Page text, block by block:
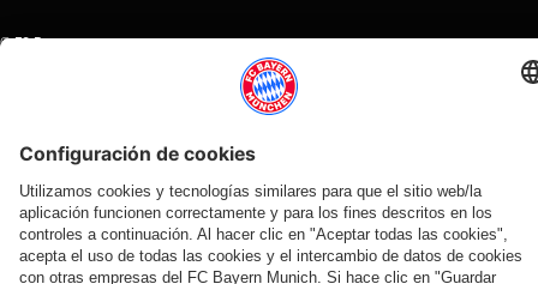
© FC Bayern
TEMAS DE ESTE VÍDEO
BAYERNEQUIPO
DE
MADRID
VÍDEOS RELACIONADOS
Vídeo
AUDI
FOOTBALL
Vídeo
EN
VÍDEO
Vídeo
EN
DIFERIDO
Vídeo
VÍDEO
ENTRE
Vídeo
VÍDEO
Jonas
Vídeo
AUDI
FOOTBALL
Vídeo
VÍDEO
Rueda
Vídeo
EN
DIFERIDO